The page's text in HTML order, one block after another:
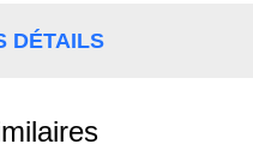
DÉTAILS